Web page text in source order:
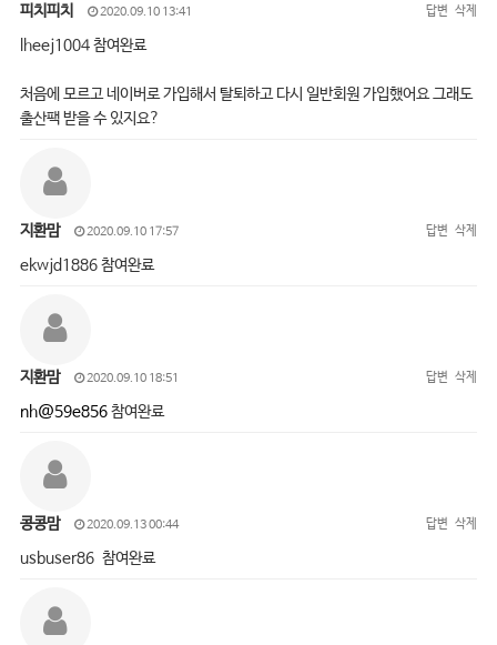
피치피치 2020.09.10 13:41 답변 삭제
lheej1004 참여완료
처음에 모르고 네이버로 가입해서 탈퇴하고 다시 일반회원 가입했어요 그래도
출산팩 받을 수 있지요?
지환맘 2020.09.10 17:57 답변 삭제
ekwjd1886 참여완료
지환맘 2020.09.10 18:51 답변 삭제
nh@59e856참여완료
콩콩맘 2020.09.13 00:44 답변 삭제
usbuser86 참여완료